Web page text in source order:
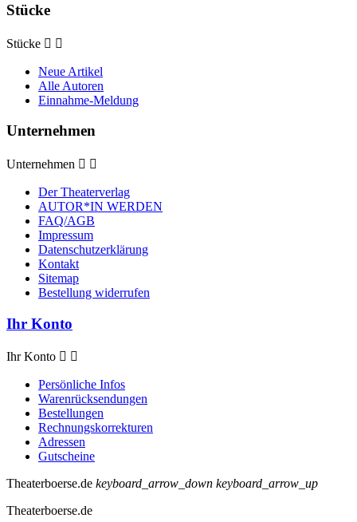
Stücke
Stücke  
Neue Artikel
Alle Autoren
Einnahme-Meldung
Unternehmen
Unternehmen  
Der Theaterverlag
AUTOR*IN WERDEN
FAQ/AGB
Impressum
Datenschutzerklärung
Kontakt
Sitemap
Bestellung widerrufen
Ihr Konto
Ihr Konto  
Persönliche Infos
Warenrücksendungen
Bestellungen
Rechnungskorrekturen
Adressen
Gutscheine
Theaterboerse.de keyboard_arrow_down keyboard_arrow_up
Theaterboerse.de